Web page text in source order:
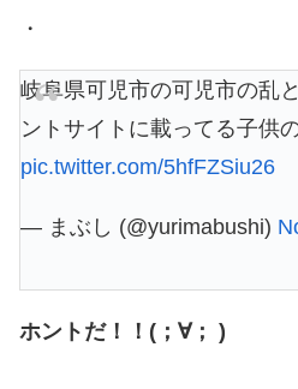
・
岐阜県可児市の可児市の乱
ントサイトに載ってる子供
pic.twitter.com/5hfFZSiu26
— まぶし (@yurimabushi)
ホントだ！！(；∀； )